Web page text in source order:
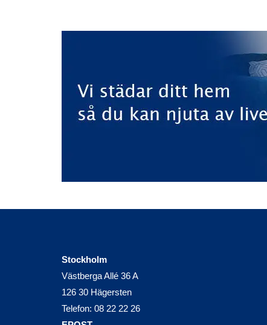
Stockholm
Västberga Allé 36 A
126 30 Hägersten
Telefon: 08 22 22 26